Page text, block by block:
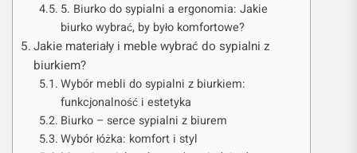
5. Biurko do sypialni a ergonomia: Jakie
biurko wybrać, by było komfortowe?
Jakie materiały i meble wybrać do sypialni z
biurkiem?
Wybór mebli do sypialni z biurkiem:
funkcjonalność i estetyka
Biurko – serce sypialni z biurem
Wybór łóżka: komfort i styl